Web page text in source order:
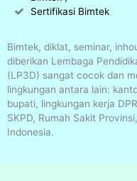
Sertifikasi Bimtek
Bimtek, diklat, seminar,
diberikan Lembaga
(LP3D) sangat cocok dan
lingkungan antara lain:
bupati, lingkungan kerja
SKPD, Rumah Sakit
Indonesia.